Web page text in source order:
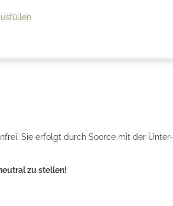
Sie erfolgt durch Soorce mit der Unter-
zu stellen!